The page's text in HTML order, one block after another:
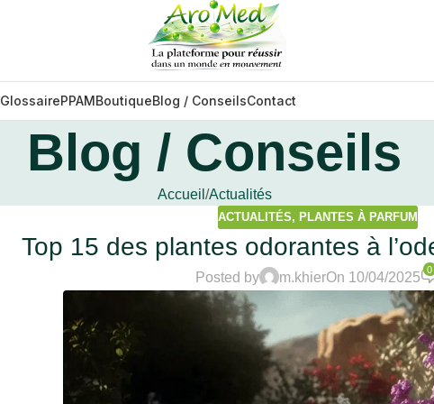
GlossairePPAMBoutiqueBlog / ConseilsContact
Blog / Conseils
Accueil Actualités
ACTUALITÉS, PLANTES À PARFUM
Top 15 des plantes odorantes à
Posted by m.khierOn 10/04/2025
0